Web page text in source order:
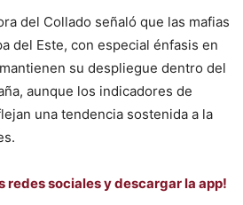
del Collado señaló que las mafias
del Este, con especial énfasis en
su despliegue dentro del
aunque los indicadores de
una tendencia sostenida a la
redes sociales y descargar la app!